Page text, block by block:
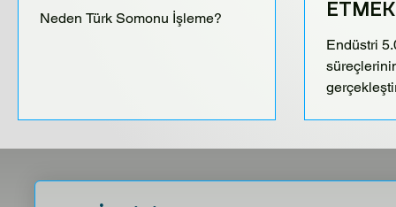
Neden Türk Somonu İşleme?
Endüstri